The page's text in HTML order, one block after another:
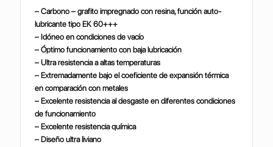
– Carbono – grafito impregnado con resina, función auto-
lubricante tipo EK 60+++
– Idóneo en condiciones de vacío
– Óptimo funcionamiento con baja lubricación
– Ultra resistencia a altas temperaturas
– Extremadamente bajo el coeficiente de expansión térmica
en comparación con metales
– Excelente resistencia al desgaste en diferentes condiciones
de funcionamiento
– Excelente resistencia química
– Diseño ultra liviano